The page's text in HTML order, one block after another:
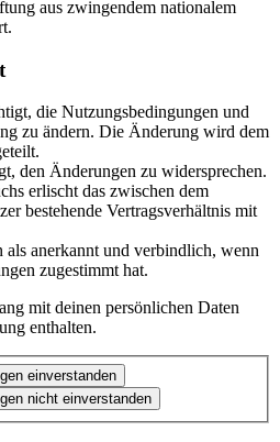
aus zwingendem nationalem
die Nutzungsbedingungen und
zu ändern. Die Änderung wird dem
den Änderungen zu widersprechen.
erlischt das zwischen dem
bestehende Vertragsverhältnis mit
anerkannt und verbindlich, wenn
zugestimmt hat.
mit deinen persönlichen Daten
enthalten.